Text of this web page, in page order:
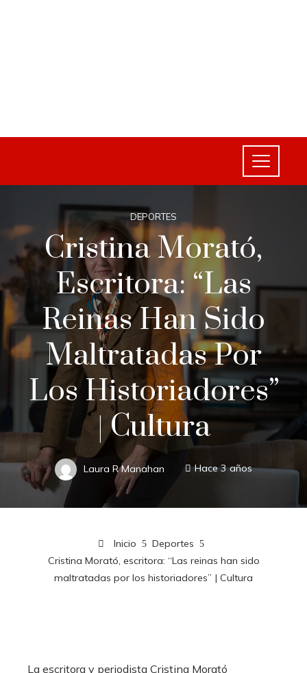
DEPORTES
Cristina Morató,
Escritora: “Las
Reinas Han Sido
Maltratadas Por
Los Historiadores”
| Cultura
Laura R Manahan Hace 3 años
Inicio
Deportes
Cristina Morató, escritora: “Las reinas han sido
maltratadas por los historiadores” | Cultura
La escritora y periodista Cristina Morató